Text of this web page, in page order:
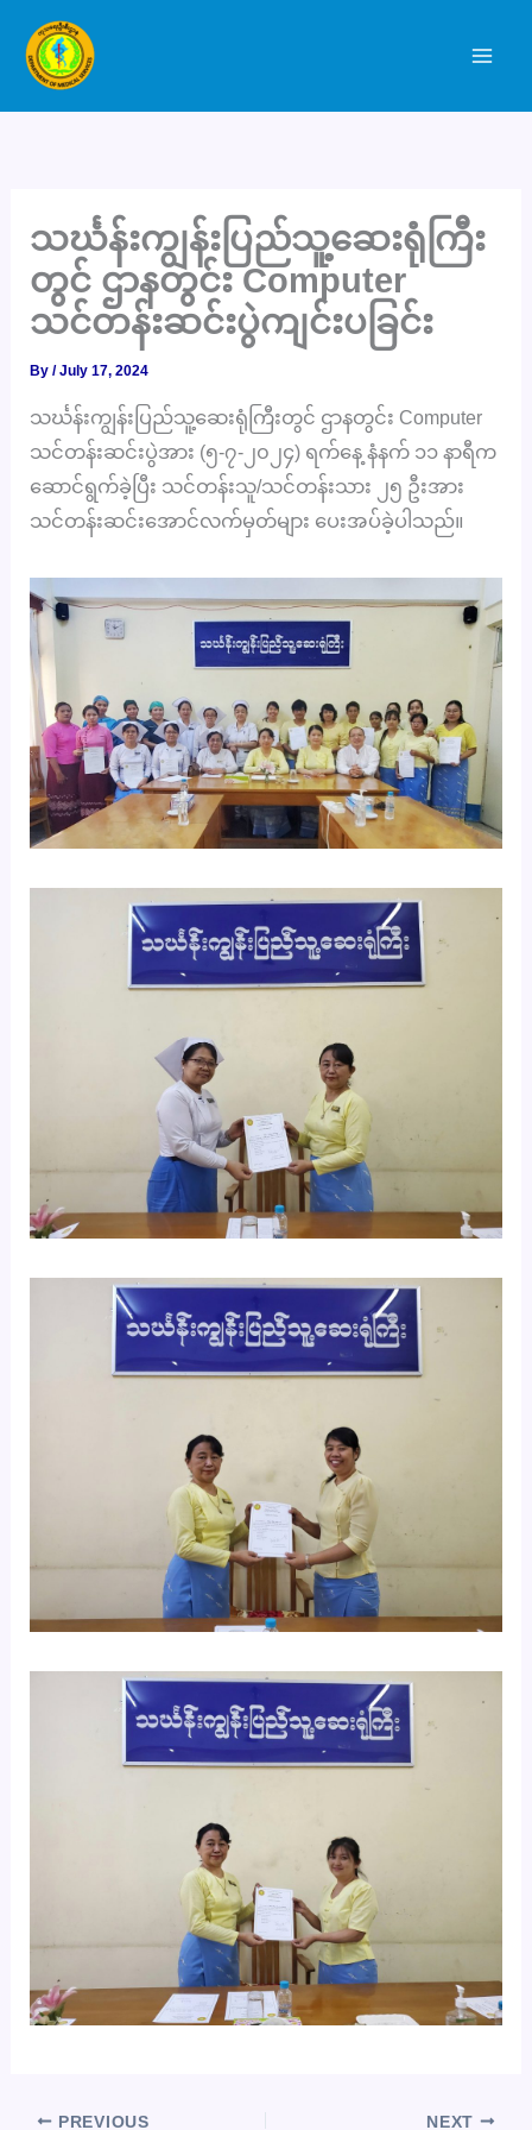
content
သင်္ဃန်းကျွန်းပြည်သူ့ဆေးရုံကြီး
တွင် ဌာနတွင်း Computer
သင်တန်းဆင်းပွဲကျင်းပခြင်း
By/July 17, 2024
သင်္ဃန်းကျွန်းပြည်သူ့ဆေးရုံကြီးတွင် ဌာနတွင်း Computer
သင်တန်းဆင်းပွဲအား (၅-၇-၂၀၂၄) ရက်နေ့ နံနက် ၁၁ နာရီက
ဆောင်ရွက်ခဲ့ပြီး သင်တန်းသူ/သင်တန်းသား ၂၅ ဦးအား
သင်တန်းဆင်းအောင်လက်မှတ်များ ပေးအပ်ခဲ့ပါသည်။
PREVIOUS NEXT